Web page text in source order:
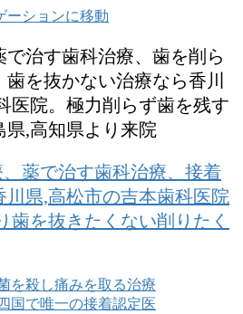
ーションに移動
治す歯科治療、歯を削ら
を抜かない治療なら香川
医院。極力削らず歯を残す
県,高知県より来院
を殺し痛みを取る治療
四国で唯一の接着認定医